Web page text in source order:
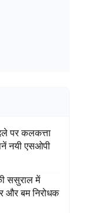
पर कलकत्ता
नयी एसओपी
ससुराल में
और बम निरोधक